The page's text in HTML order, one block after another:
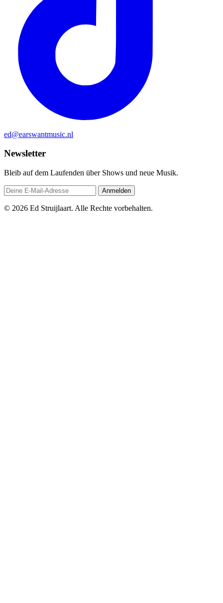
ed@earswantmusic.nl
Newsletter
Bleib auf dem Laufenden über Shows und neue Musik.
Anmelden
© 2026 Ed Struijlaart. Alle Rechte vorbehalten.